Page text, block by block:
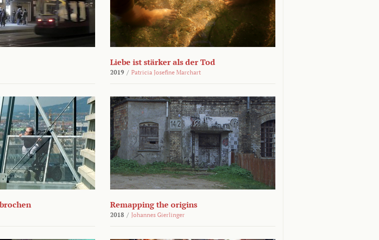
Liebe ist stärker als der Tod
2019 / Patricia Josefine Marchart
Remapping the origins
2018 / Johannes Gierlinger